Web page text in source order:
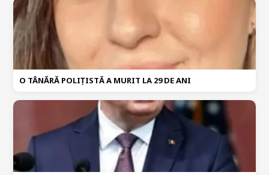
O TÂNĂRĂ POLIȚISTĂ A MURIT LA 29 DE ANI